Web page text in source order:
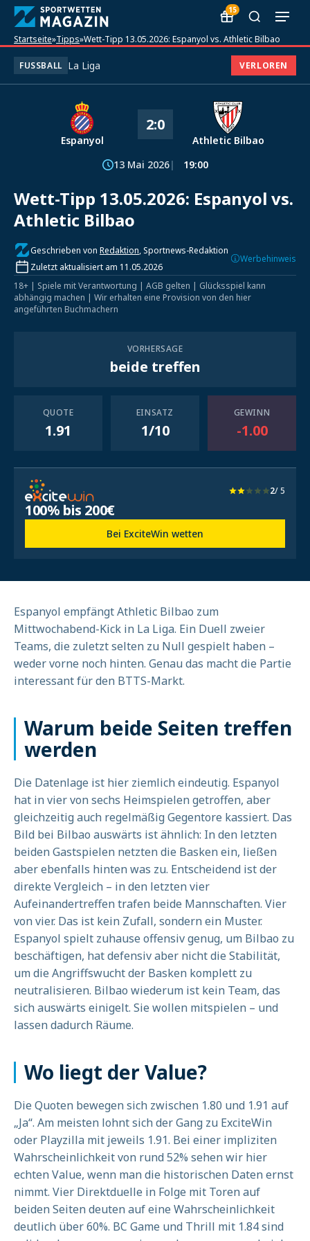
15
Startseite»Tipps»Wett-Tipp 13.05.2026: Espanyol vs. Athletic Bilbao
FUSSBALL La Liga VERLOREN
Espanyol
2:0
Athletic Bilbao
13 Mai 2026
19:00
Wett-Tipp 13.05.2026: Espanyol vs.
Athletic Bilbao
Geschrieben von Redaktion, Sportnews-Redaktion
Zuletzt aktualisiert am 11.05.2026
Werbehinweis
18+ | Spiele mit Verantwortung | AGB gelten | Glücksspiel kann
abhängig machen | Wir erhalten eine Provision von den hier
angeführten Buchmachern
VORHERSAGE
beide treffen
QUOTE
1.91
EINSATZ
1/10
GEWINN
-1.00
2/ 5
100% bis 200€
Bei ExciteWin wetten
Espanyol empfängt Athletic Bilbao zum
Mittwochabend-Kick in La Liga. Ein Duell zweier
Teams, die zuletzt selten zu Null gespielt haben –
weder vorne noch hinten. Genau das macht die Partie
interessant für den BTTS-Markt.
Warum beide Seiten treffen
werden
Die Datenlage ist hier ziemlich eindeutig. Espanyol
hat in vier von sechs Heimspielen getroffen, aber
gleichzeitig auch regelmäßig Gegentore kassiert. Das
Bild bei Bilbao auswärts ist ähnlich: In den letzten
beiden Gastspielen netzten die Basken ein, ließen
aber ebenfalls hinten was zu. Entscheidend ist der
direkte Vergleich – in den letzten vier
Aufeinandertreffen trafen beide Mannschaften. Vier
von vier. Das ist kein Zufall, sondern ein Muster.
Espanyol spielt zuhause offensiv genug, um Bilbao zu
beschäftigen, hat defensiv aber nicht die Stabilität,
um die Angriffswucht der Basken komplett zu
neutralisieren. Bilbao wiederum ist kein Team, das
sich auswärts einigelt. Sie wollen mitspielen – und
lassen dadurch Räume.
Wo liegt der Value?
Die Quoten bewegen sich zwischen 1.80 und 1.91 auf
„Ja“. Am meisten lohnt sich der Gang zu ExciteWin
oder Playzilla mit jeweils 1.91. Bei einer impliziten
Wahrscheinlichkeit von rund 52% sehen wir hier
echten Value, wenn man die historischen Daten ernst
nimmt. Vier Direktduelle in Folge mit Toren auf
beiden Seiten deuten auf eine Wahrscheinlichkeit
deutlich über 60%. BC Game und Thrill mit 1.84 sind